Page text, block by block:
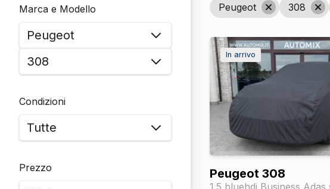
Marca e Modello
Condizioni
Prezzo
Peugeot 308
In arrivo
Peugeot 308